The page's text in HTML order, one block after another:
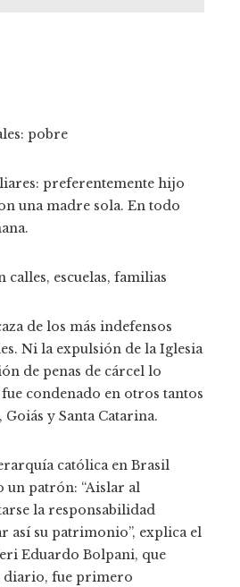
pobre
preferentemente hijo
una madre sola. En todo
calles, escuelas, familias
de los más indefensos
Ni la expulsión de la Iglesia
de penas de cárcel lo
condenado en otros tantos
Goiás y Santa Catarina.
católica en Brasil
un patrón: “Aislar al
la responsabilidad
así su patrimonio”, explica el
Eduardo Bolpani, que
diario, fue primero